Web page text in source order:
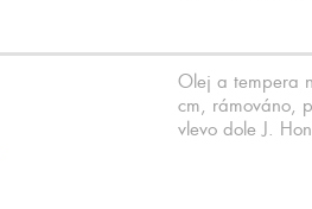
Olej a tempera
cm, rámováno,
vlevo dole J.